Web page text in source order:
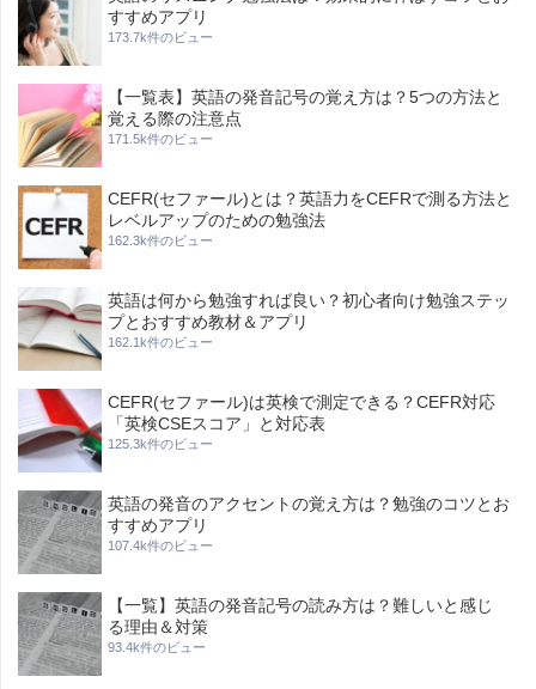
すすめアプリ
173.7k件のビュー
【一覧表】英語の発音記号の覚え方は？5つの方法と
覚える際の注意点
171.5k件のビュー
CEFR(セファール)とは？英語力をCEFRで測る方法と
レベルアップのための勉強法
162.3k件のビュー
英語は何から勉強すれば良い？初心者向け勉強ステッ
プとおすすめ教材＆アプリ
162.1k件のビュー
CEFR(セファール)は英検で測定できる？CEFR対応
「英検CSEスコア」と対応表
125.3k件のビュー
英語の発音のアクセントの覚え方は？勉強のコツとお
すすめアプリ
107.4k件のビュー
【一覧】英語の発音記号の読み方は？難しいと感じ
る理由＆対策
93.4k件のビュー